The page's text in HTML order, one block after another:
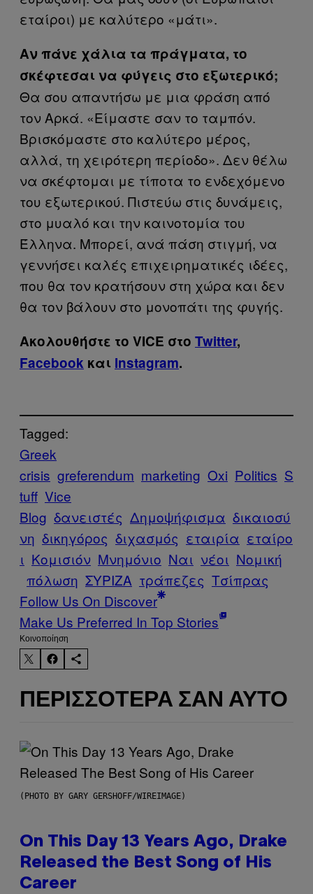
εταίροι) με καλύτερο «μάτι».
Αν πάνε χάλια τα πράγματα, το
σκέφτεσαι να φύγεις στο εξωτερικό;
Θα σου απαντήσω με μια φράση από
τον Αρκά. «Είμαστε σαν το ταμπόν.
Βρισκόμαστε στο καλύτερο μέρος,
αλλά, τη χειρότερη περίοδο». Δεν θέλω
να σκέφτομαι με τίποτα το ενδεχόμενο
του εξωτερικού. Πιστεύω στις δυνάμεις,
στο μυαλό και την καινοτομία του
Έλληνα. Μπορεί, ανά πάση στιγμή, να
γεννήσει καλές επιχειρηματικές ιδέες,
που θα τον κρατήσουν στη χώρα και δεν
θα τον βάλουν στο μονοπάτι της φυγής.
Ακολουθήστε το VICE στο Twitter,
Facebook και Instagram.
Tagged:
Greek
crisis greferendum marketing Oxi Politics S
tuff Vice
Blog δανειστές Δημοψήφισμα δικαιοσύ
νη δικηγόρος διχασμός εταιρία εταίρο
ι Κομισιόν Μνημόνιο Ναι νέοι Νομική
πόλωση ΣΥΡΙΖΑ τράπεζες Τσίπρας
Follow Us On Discover
Make Us Preferred In Top Stories
Kοινοποίηση
ΠΕΡΙΣΣΌΤΕΡΑ ΣΑΝ ΑΥΤΌ
(PHOTO BY GARY GERSHOFF/WIREIMAGE)
On This Day 13 Years Ago, Drake
Released the Best Song of His
Career